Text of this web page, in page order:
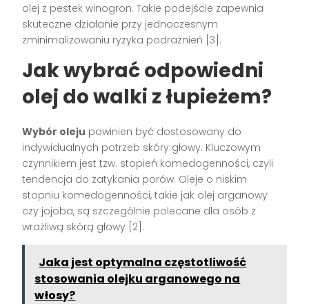
olej z pestek winogron. Takie podejście zapewnia
skuteczne działanie przy jednoczesnym
zminimalizowaniu ryzyka podrażnień [3].
Jak wybrać odpowiedni
olej do walki z łupieżem?
Wybór oleju powinien być dostosowany do
indywidualnych potrzeb skóry głowy. Kluczowym
czynnikiem jest tzw. stopień komedogenności, czyli
tendencja do zatykania porów. Oleje o niskim
stopniu komedogenności, takie jak olej arganowy
czy jojoba, są szczególnie polecane dla osób z
wrażliwą skórą głowy [2].
Jaka jest optymalna częstotliwość
stosowania olejku arganowego na
włosy?